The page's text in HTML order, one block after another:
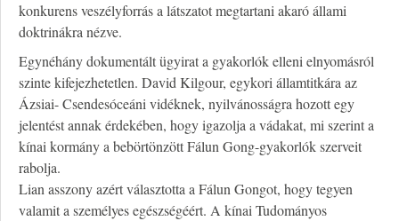
konkurens veszélyforrás a látszatot megtartani akaró állami
doktrinákra nézve.
Egynéhány dokumentált ügyirat a gyakorlók elleni elnyomásról
szinte kifejezhetetlen. David Kilgour, egykori államtitkára az
Ázsiai- Csendesóceáni vidéknek, nyilvánosságra hozott egy
jelentést annak érdekében, hogy igazolja a vádakat, mi szerint a
kínai kormány a bebörtönzött Fálun Gong-gyakorlók szerveit
rabolja.
Lian asszony azért választotta a Fálun Gongot, hogy tegyen
valamit a személyes egészségéért. A kínai Tudományos